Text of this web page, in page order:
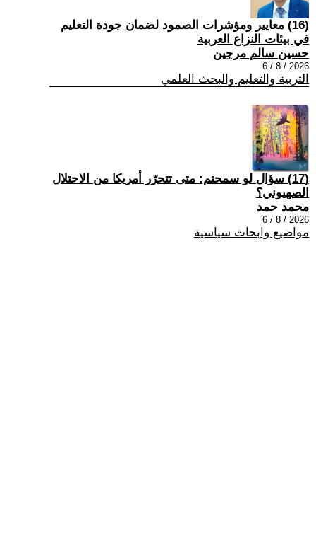
(16) معايير ومؤشرات الصمود لضمان جودة التعليم
في بيئات النزاع العربية
حسين سالم مرجين
2026 / 8 / 6
التربية والتعليم والبحث العلمي
(17) سؤال لو سمحتم: متى تتحرّر أمريكا من الاحتلال
الصهيوني؟
محمد حمد
2026 / 8 / 6
مواضيع وابحاث سياسية